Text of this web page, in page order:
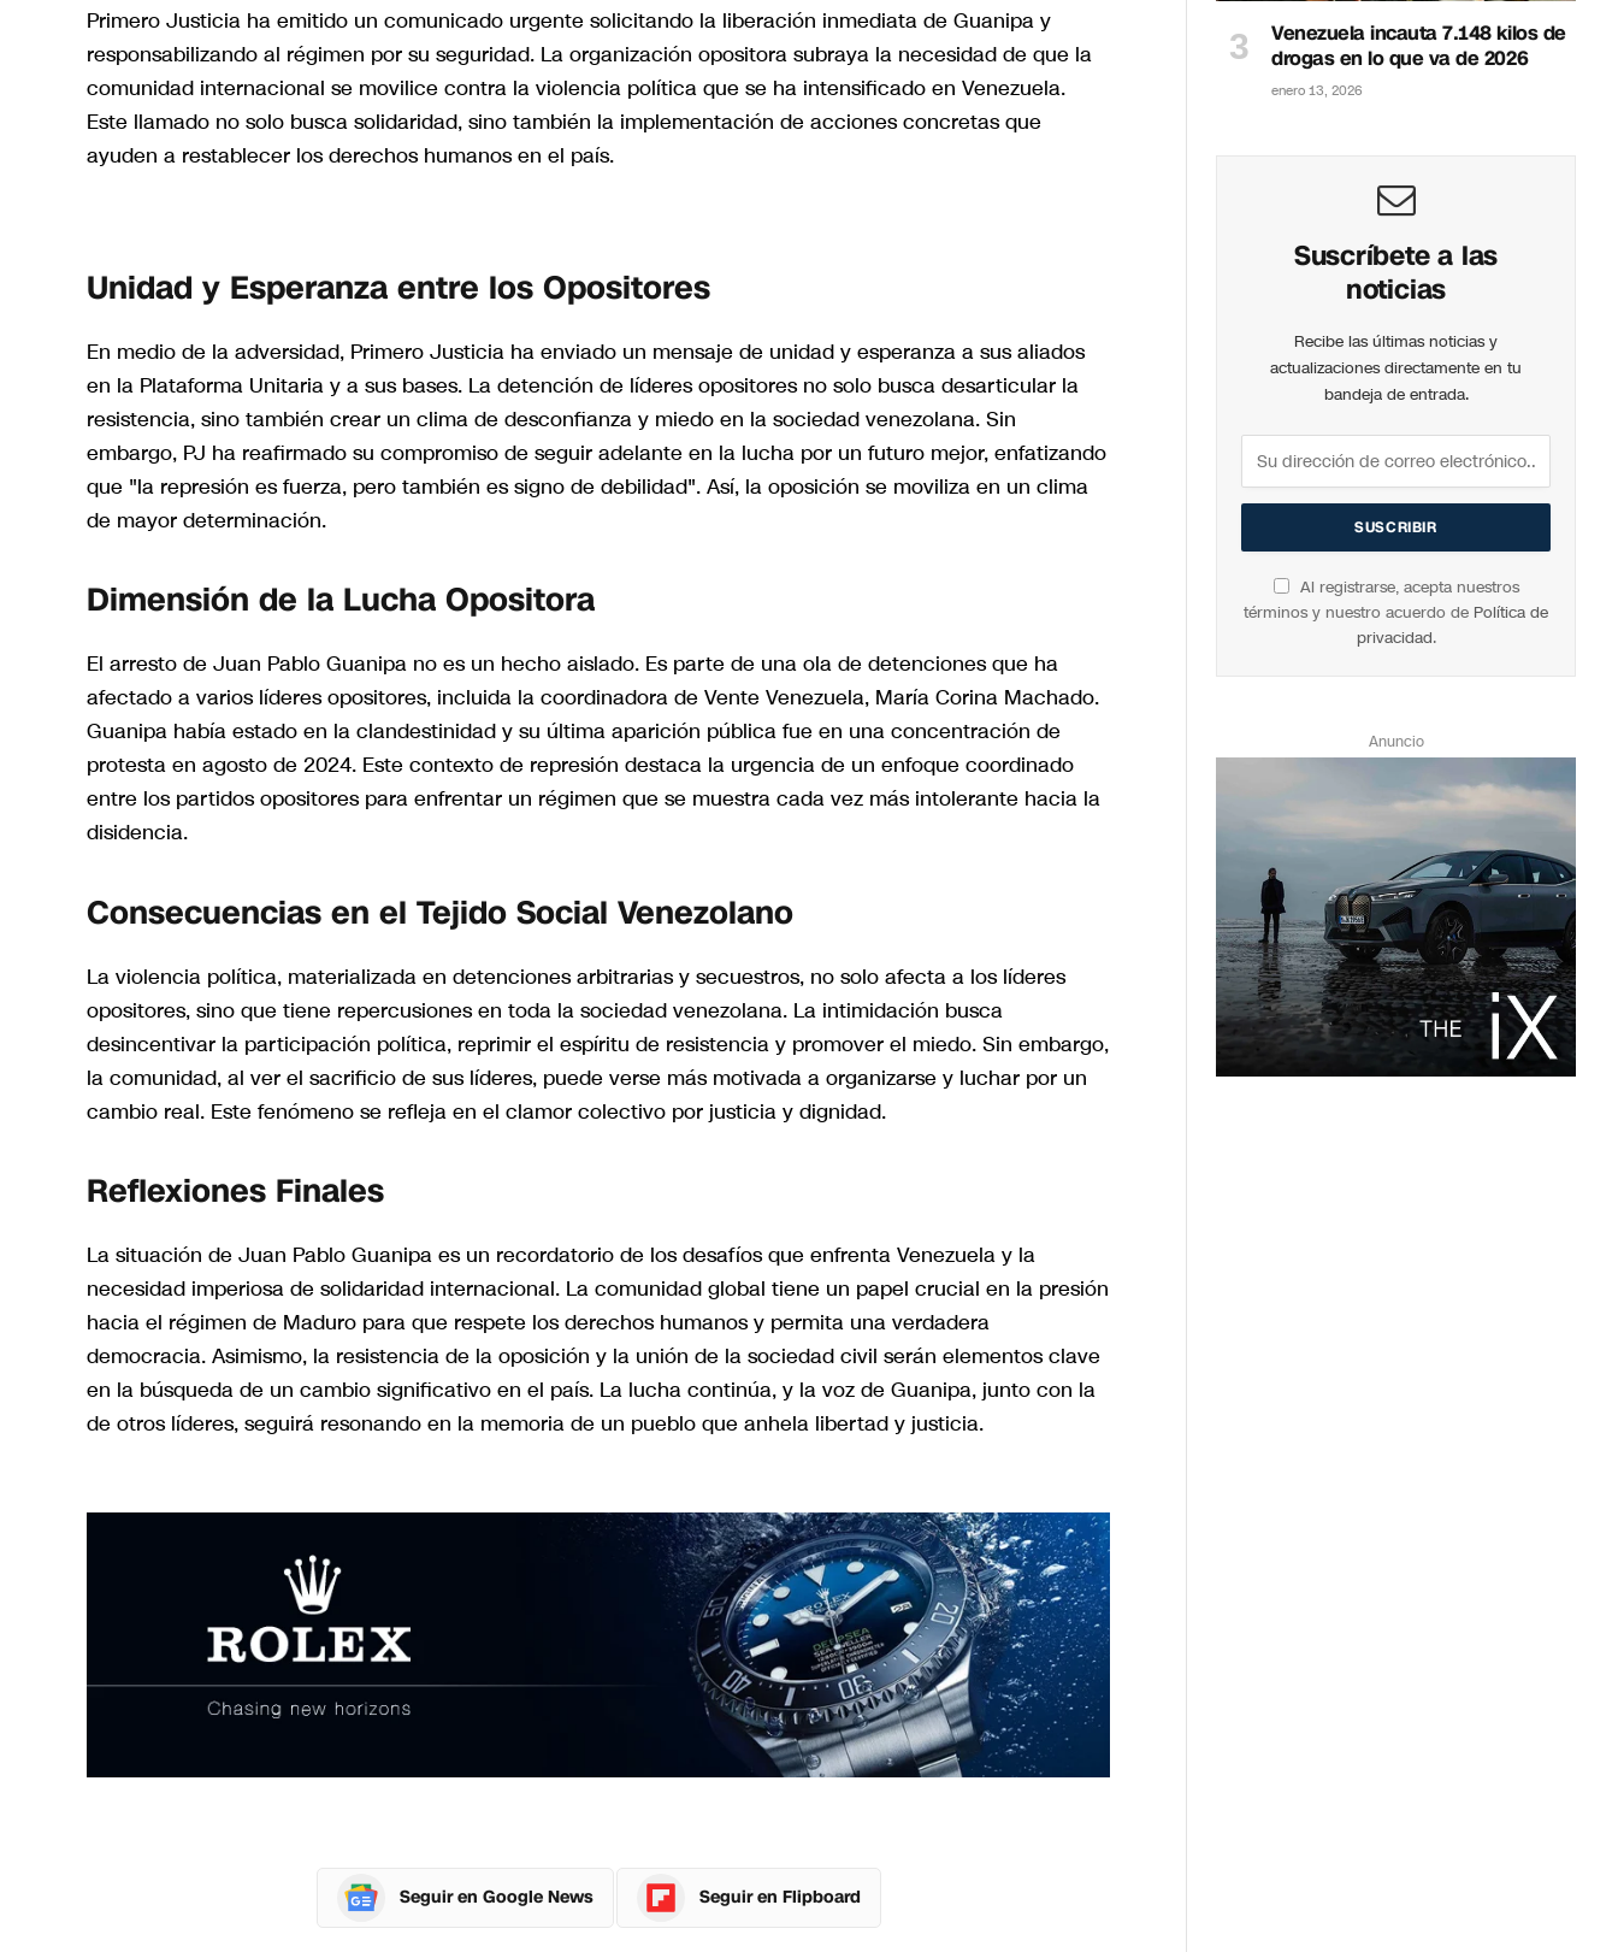
Primero Justicia ha emitido un comunicado urgente solicitando la liberación inmediata de Guanipa y
responsabilizando al régimen por su seguridad. La organización opositora subraya la necesidad de que la
comunidad internacional se movilice contra la violencia política que se ha intensificado en Venezuela.
Este llamado no solo busca solidaridad, sino también la implementación de acciones concretas que
ayuden a restablecer los derechos humanos en el país.
Unidad y Esperanza entre los Opositores
En medio de la adversidad, Primero Justicia ha enviado un mensaje de unidad y esperanza a sus aliados
en la Plataforma Unitaria y a sus bases. La detención de líderes opositores no solo busca desarticular la
resistencia, sino también crear un clima de desconfianza y miedo en la sociedad venezolana. Sin
embargo, PJ ha reafirmado su compromiso de seguir adelante en la lucha por un futuro mejor, enfatizando
que "la represión es fuerza, pero también es signo de debilidad". Así, la oposición se moviliza en un clima
de mayor determinación.
Dimensión de la Lucha Opositora
El arresto de Juan Pablo Guanipa no es un hecho aislado. Es parte de una ola de detenciones que ha
afectado a varios líderes opositores, incluida la coordinadora de Vente Venezuela, María Corina Machado.
Guanipa había estado en la clandestinidad y su última aparición pública fue en una concentración de
protesta en agosto de 2024. Este contexto de represión destaca la urgencia de un enfoque coordinado
entre los partidos opositores para enfrentar un régimen que se muestra cada vez más intolerante hacia la
disidencia.
Consecuencias en el Tejido Social Venezolano
La violencia política, materializada en detenciones arbitrarias y secuestros, no solo afecta a los líderes
opositores, sino que tiene repercusiones en toda la sociedad venezolana. La intimidación busca
desincentivar la participación política, reprimir el espíritu de resistencia y promover el miedo. Sin embargo,
la comunidad, al ver el sacrificio de sus líderes, puede verse más motivada a organizarse y luchar por un
cambio real. Este fenómeno se refleja en el clamor colectivo por justicia y dignidad.
Reflexiones Finales
La situación de Juan Pablo Guanipa es un recordatorio de los desafíos que enfrenta Venezuela y la
necesidad imperiosa de solidaridad internacional. La comunidad global tiene un papel crucial en la presión
hacia el régimen de Maduro para que respete los derechos humanos y permita una verdadera
democracia. Asimismo, la resistencia de la oposición y la unión de la sociedad civil serán elementos clave
en la búsqueda de un cambio significativo en el país. La lucha continúa, y la voz de Guanipa, junto con la
de otros líderes, seguirá resonando en la memoria de un pueblo que anhela libertad y justicia.
Seguir en Google News Seguir en Flipboard
Venezuela incauta 7.148 kilos de
drogas en lo que va de 2026
enero 13, 2026
Suscríbete a las
noticias
Recibe las últimas noticias y
actualizaciones directamente en tu
bandeja de entrada.
Al registrarse, acepta nuestros
términos y nuestro acuerdo de Política de
privacidad.
Anuncio